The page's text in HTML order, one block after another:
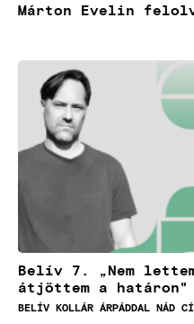
Márton Evelin
Belív 7. „Nem
átjöttem a határon"
BELÍV KOLLÁR ÁRPÁDDAL NÁD
Kép